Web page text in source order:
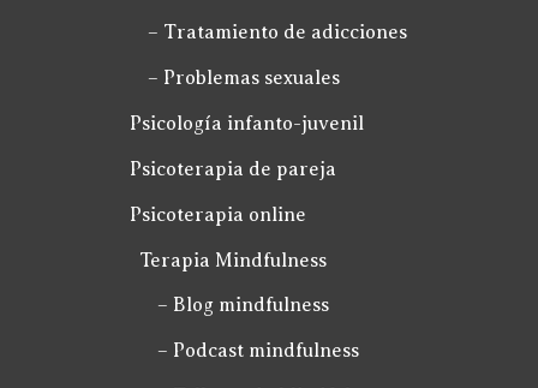
– Tratamiento de adicciones
– Problemas sexuales
Psicología infanto-juvenil
Psicoterapia de pareja
Psicoterapia online
Terapia Mindfulness
– Blog mindfulness
– Podcast mindfulness